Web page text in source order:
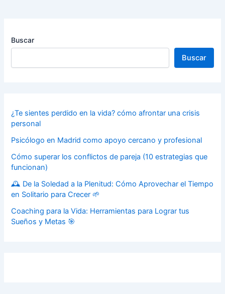
Buscar
Buscar
¿Te sientes perdido en la vida? cómo afrontar una crisis
personal
Psicólogo en Madrid como apoyo cercano y profesional
Cómo superar los conflictos de pareja (10 estrategias que
funcionan)
🕰️ De la Soledad a la Plenitud: Cómo Aprovechar el Tiempo
en Solitario para Crecer 🌱
Coaching para la Vida: Herramientas para Lograr tus
Sueños y Metas 🎯